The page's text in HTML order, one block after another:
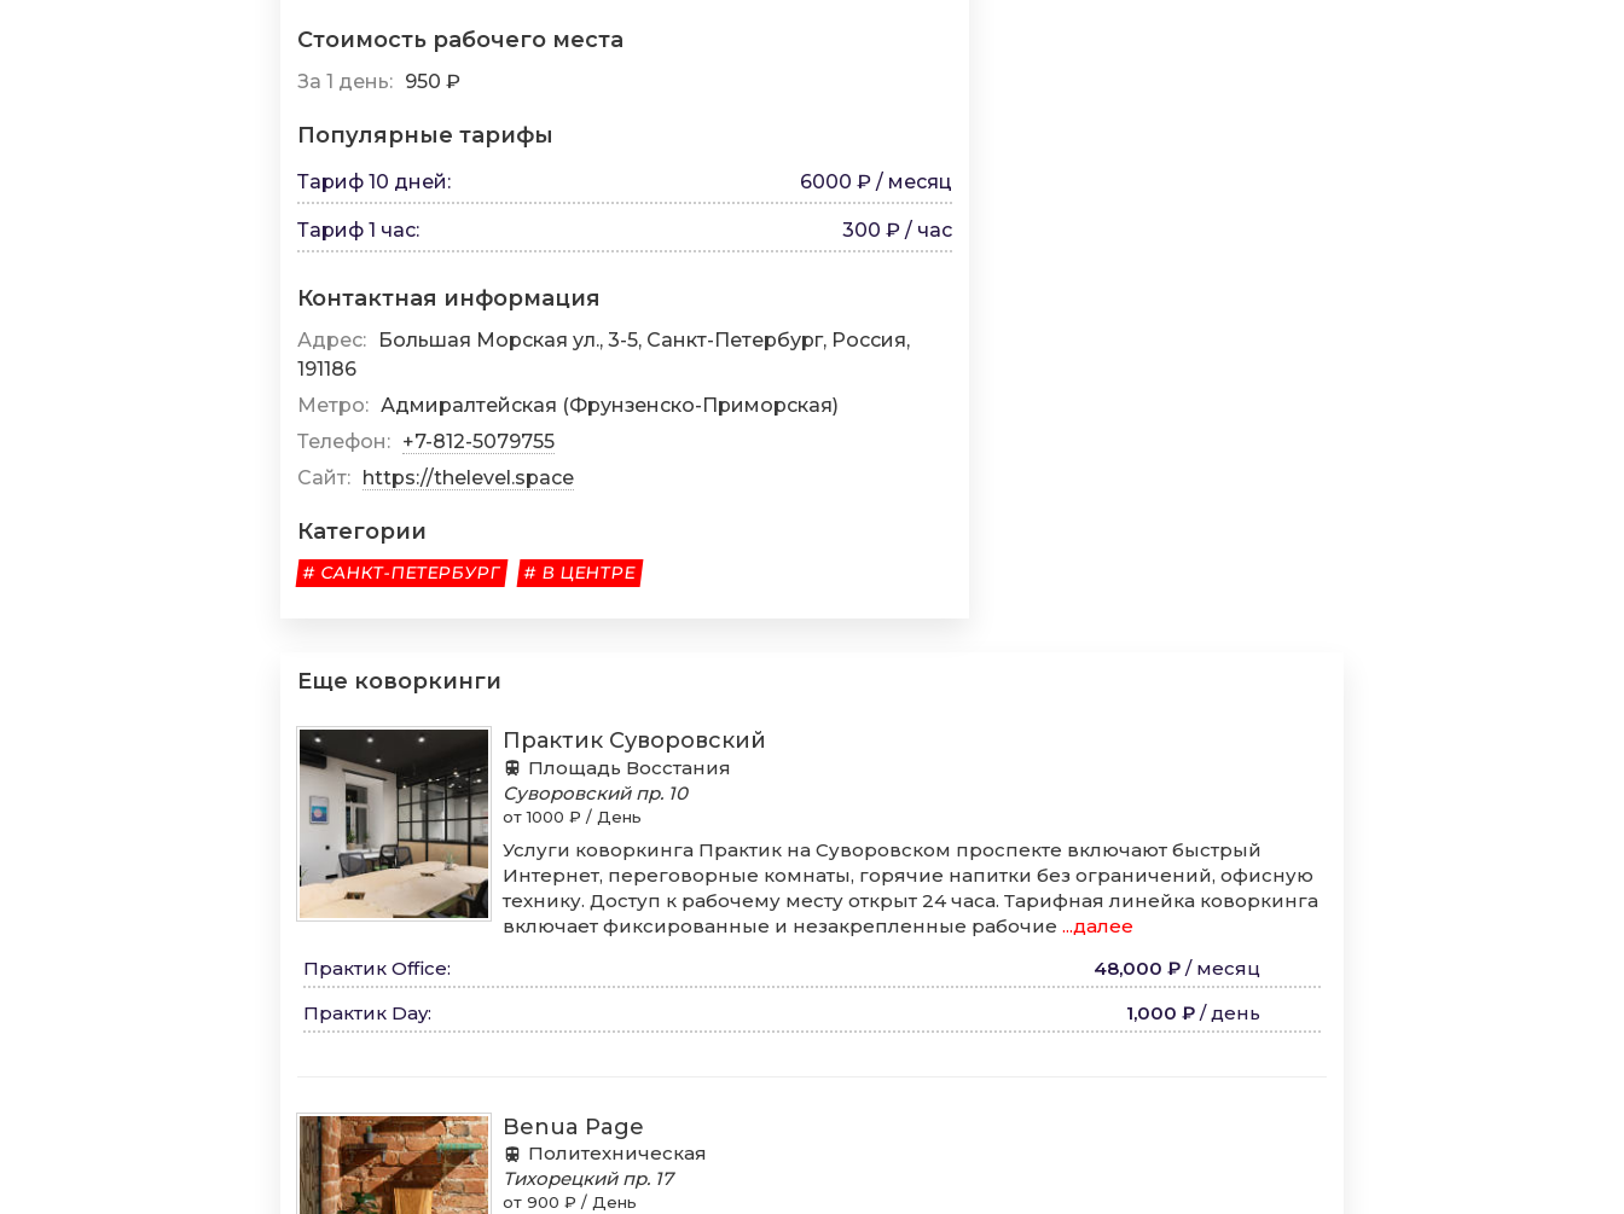
Стоимость рабочего места
За 1 день: 950 ₽
Популярные тарифы
Тариф 10 дней: 6000 ₽ / месяц
Тариф 1 час: 300 ₽ / час
Контактная информация
Адрес:
Большая Морская ул., 3-5, Санкт-Петербург, Россия,
191186
Метро: Адмиралтейская (Фрунзенско-Приморская)
Телефон: +7-812-5079755
Сайт:
https://thelevel.space
Категории
# САНКТ-ПЕТЕРБУРГ # В ЦЕНТРЕ
Еще коворкинги
Практик Суворовский
Площадь Восстания
Суворовский пр. 10
от 1000 ₽ / День
Услуги коворкинга Практик на Суворовском проспекте включают быстрый
Интернет, переговорные комнаты, горячие напитки без ограничений, офисную
технику. Доступ к рабочему месту открыт 24 часа. Тарифная линейка коворкинга
включает фиксированные и незакрепленные рабочие ...далее
Практик Office: 48,000 ₽ / месяц
Практик Day: 1,000 ₽ / день
Benua Page
Политехническая
Тихорецкий пр. 17
от 900 ₽ / День